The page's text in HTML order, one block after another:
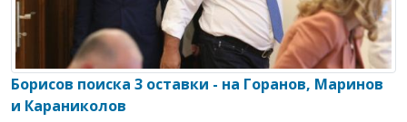
Борисов поиска 3 оставки - на Горанов, Маринов
и Караниколов